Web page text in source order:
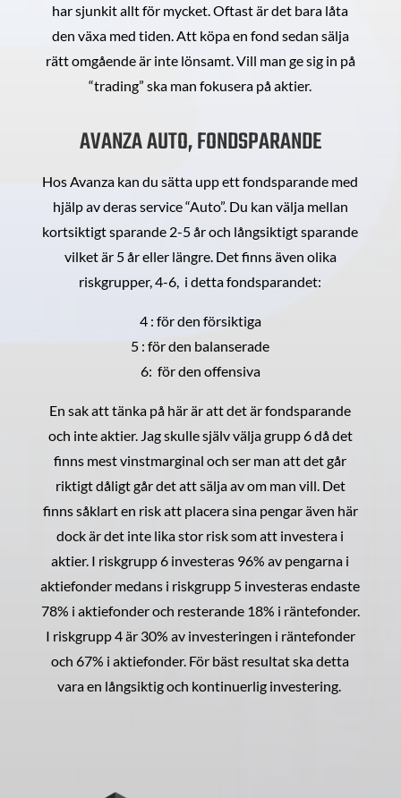
har sjunkit allt för mycket. Oftast är det bara låta
den växa med tiden. Att köpa en fond sedan sälja
rätt omgående är inte lönsamt. Vill man ge sig in på
“trading” ska man fokusera på aktier.
AVANZA AUTO, FONDSPARANDE
Hos Avanza kan du sätta upp ett fondsparande med
hjälp av deras service “Auto”. Du kan välja mellan
kortsiktigt sparande 2-5 år och långsiktigt sparande
vilket är 5 år eller längre. Det finns även olika
riskgrupper, 4-6, i detta fondsparandet:
4 : för den försiktiga
5 : för den balanserade
6: för den offensiva
En sak att tänka på här är att det är fondsparande
och inte aktier. Jag skulle själv välja grupp 6 då det
finns mest vinstmarginal och ser man att det går
riktigt dåligt går det att sälja av om man vill. Det
finns såklart en risk att placera sina pengar även här
dock är det inte lika stor risk som att investera i
aktier. I riskgrupp 6 investeras 96% av pengarna i
aktiefonder medans i riskgrupp 5 investeras endaste
78% i aktiefonder och resterande 18% i räntefonder.
I riskgrupp 4 är 30% av investeringen i räntefonder
och 67% i aktiefonder. För bäst resultat ska detta
vara en långsiktig och kontinuerlig investering.